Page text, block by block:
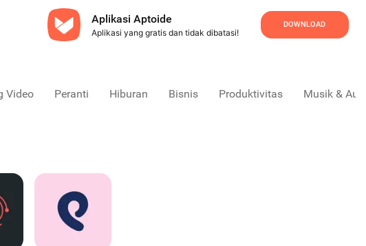
Aplikasi Aptoide
Aplikasi yang gratis dan tidak dibatasi!
DOWNLOAD
Video Peranti Hiburan Bisnis Produktivitas Musik &